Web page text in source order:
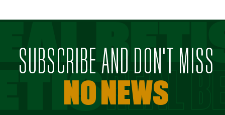
SUBSCRIBE AND DON'T MISS
NO NEWS